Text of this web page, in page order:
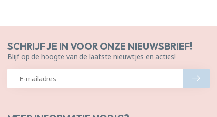
SCHRIJF JE IN VOOR ONZE NIEUWSBRIEF!
Blijf op de hoogte van de laatste nieuwtjes en acties!